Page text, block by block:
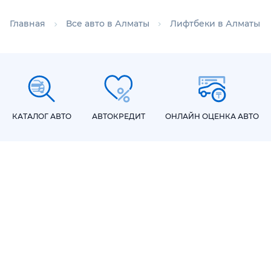
Главная Все авто в Алматы Лифтбеки в Алматы
КАТАЛОГ АВТО АВТОКРЕДИТ ОНЛАЙН ОЦЕНКА АВТО